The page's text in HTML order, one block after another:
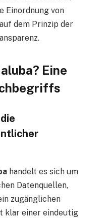
Einordnung von
dem Prinzip der
Eine
handelt es sich um
Datenquellen,
zugänglichen
klar einer eindeutig